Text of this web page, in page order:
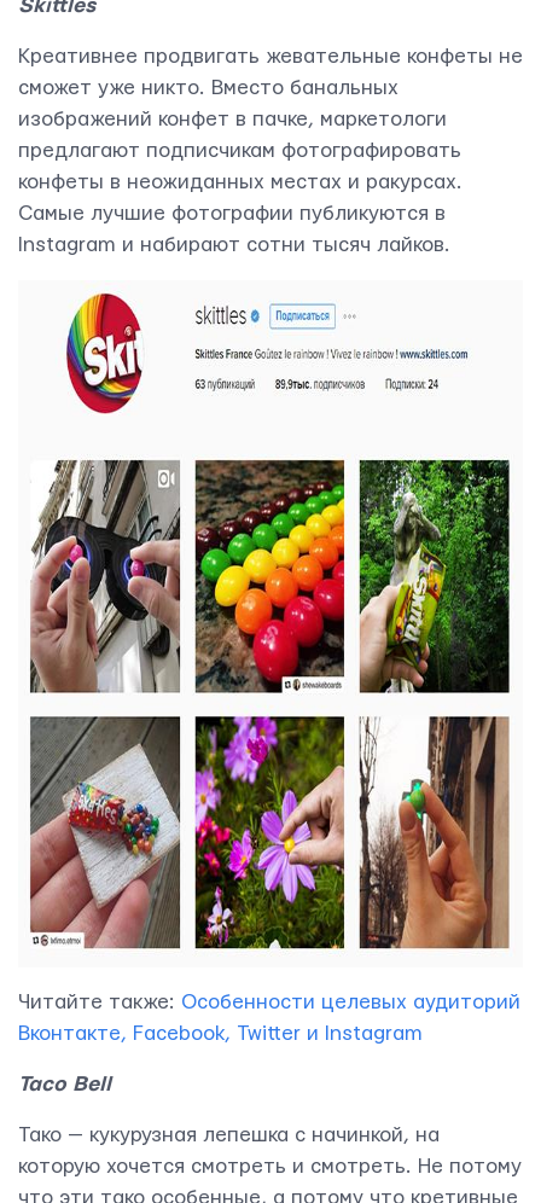
Skittles
Креативнее продвигать жевательные конфеты не
сможет уже никто. Вместо банальных
изображений конфет в пачке, маркетологи
предлагают подписчикам фотографировать
конфеты в неожиданных местах и ракурсах.
Самые лучшие фотографии публикуются в
Instagram и набирают сотни тысяч лайков.
Читайте также: Особенности целевых аудиторий
Вконтакте, Facebook, Twitter и Instagram
Taco Bell
Тако — кукурузная лепешка с начинкой, на
которую хочется смотреть и смотреть. Не потому
что эти тако особенные, а потому что кретивные
info@yudjes.com
Rävala pst 8-ruum 810, 10143, Tallinn
Yudjes OÜ
Свяжитесь с нами